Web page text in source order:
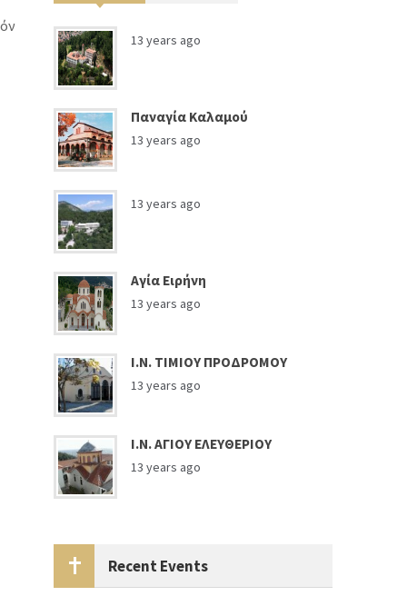
13 years ago
Παναγία Καλαμού
13 years ago
13 years ago
Αγία Ειρήνη
13 years ago
Ι.Ν. ΤΙΜΙΟΥ ΠΡΟΔΡΟΜΟΥ
13 years ago
Ι.Ν. ΑΓΙΟΥ ΕΛΕΥΘΕΡΙΟΥ
13 years ago
Recent Events